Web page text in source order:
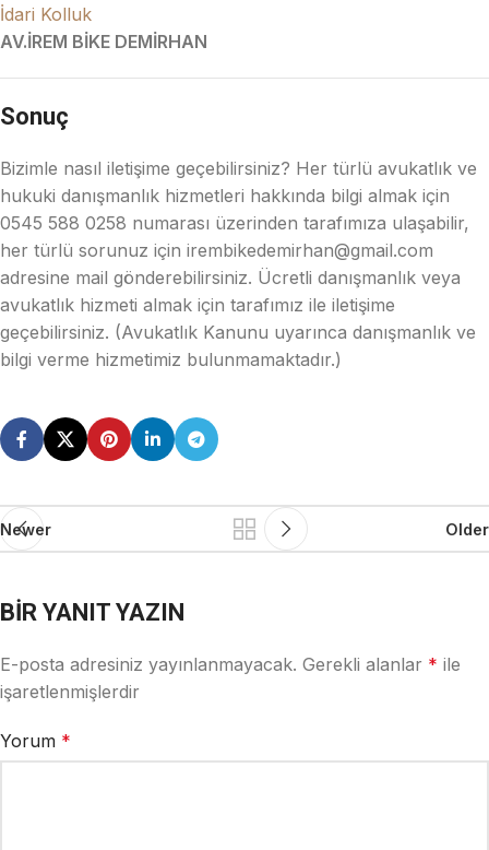
İdari Kolluk
AV.İREM BİKE DEMİRHAN
Sonuç
Bizimle nasıl iletişime geçebilirsiniz? Her türlü avukatlık ve
hukuki danışmanlık hizmetleri hakkında bilgi almak için
0545 588 0258 numarası üzerinden tarafımıza ulaşabilir,
her türlü sorunuz için irembikedemirhan@gmail.com
adresine mail gönderebilirsiniz. Ücretli danışmanlık veya
avukatlık hizmeti almak için tarafımız ile iletişime
geçebilirsiniz. (Avukatlık Kanunu uyarınca danışmanlık ve
bilgi verme hizmetimiz bulunmamaktadır.)
Newer Older
BIR YANIT YAZIN
E-posta adresiniz yayınlanmayacak. Gerekli alanlar * ile
işaretlenmişlerdir
Yorum *